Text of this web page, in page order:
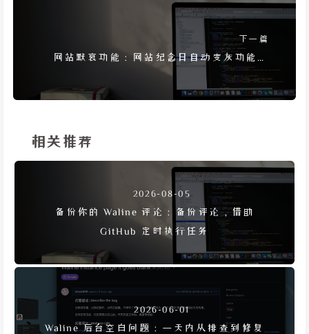
下一篇
网站默哀功能：网站纪念日自动变灰功能的
JS 实现方法
相关推荐
2026-08-05
备份你的 Waline 评论：备份评论，借助
GitHub 定时执行任务
2026-06-01
Waline 后台空白问题：一天内从排查到修复